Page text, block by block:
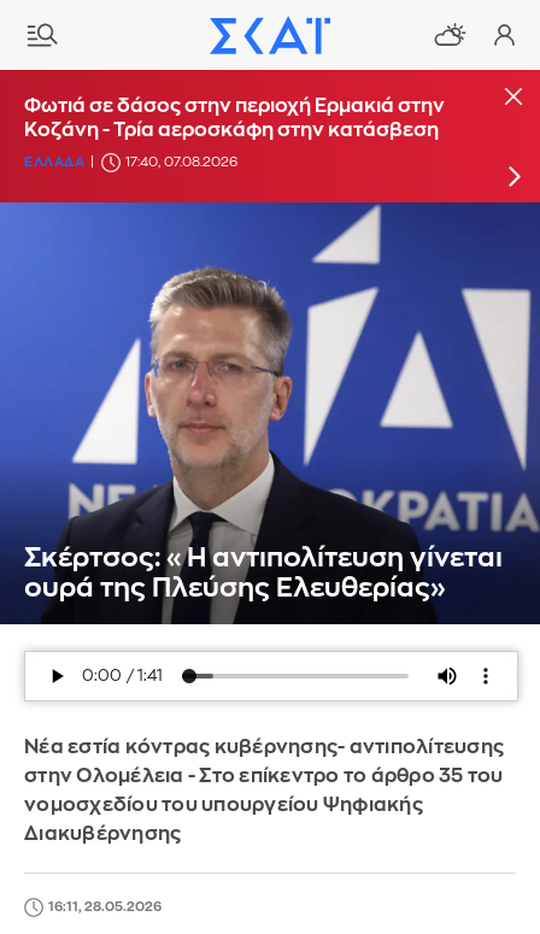
Φωτιά στο Στεφάνι Κορίνθου - Μήνυμα από το
112 για ετοιμότητα
ΕΛΛΑΔΑ 16:29, 07.08.2026
Φωτιά σε δάσος στην περιοχή Ερμακιά στην
Κοζάνη - Τρία αεροσκάφη στην κατάσβεση
ΕΛΛΑΔΑ 17:40, 07.08.2026
Σκέρτσος: «Η αντιπολίτευση γίνεται
ουρά της Πλεύσης Ελευθερίας»
Νέα εστία κόντρας κυβέρνησης- αντιπολίτευσης
στην Ολομέλεια - Στο επίκεντρο το άρθρο 35 του
νομοσχεδίου του υπουργείου Ψηφιακής
Διακυβέρνησης
16:11, 28.05.2026